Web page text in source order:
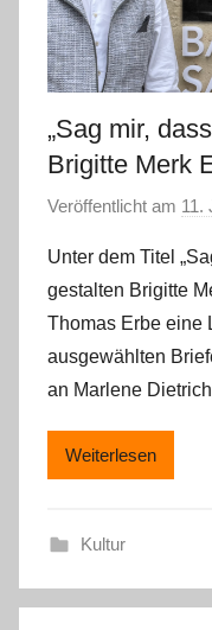
„Sag mir,
Brigitte Merk
Veröffentlicht am 11.
Unter dem Titel
gestalten Brigitte
Thomas Erbe eine
ausgewählten
an Marlene
Weiterlesen
Kultur